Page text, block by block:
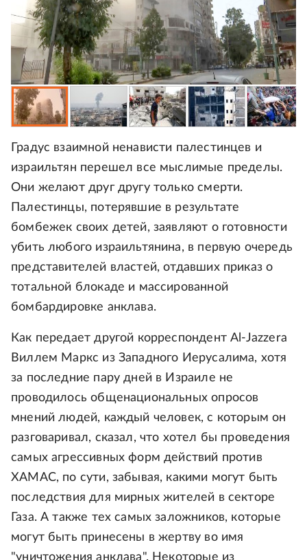
Градус взаимной ненависти палестинцев и
израильтян перешел все мыслимые пределы.
Они желают друг другу только смерти.
Палестинцы, потерявшие в результате
бомбежек своих детей, заявляют о готовности
убить любого израильтянина, в первую очередь
представителей властей, отдавших приказ о
тотальной блокаде и массированной
бомбардировке анклава.
Как передает другой корреспондент Al-Jazzera
Виллем Маркс из Западного Иерусалима, хотя
за последние пару дней в Израиле не
проводилось общенациональных опросов
мнений людей, каждый человек, с которым он
разговаривал, сказал, что хотел бы проведения
самых агрессивных форм действий против
ХАМАС, по сути, забывая, какими могут быть
последствия для мирных жителей в секторе
Газа. А также тех самых заложников, которые
могут быть принесены в жертву во имя
"уничтожения анклава". Некоторые из